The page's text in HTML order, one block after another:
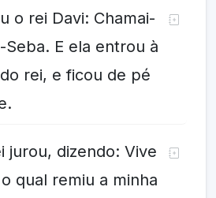
o rei Davi: Chamai-
Seba. E ela entrou à
rei, e ficou de pé
jurou, dizendo: Vive
qual remiu a minha